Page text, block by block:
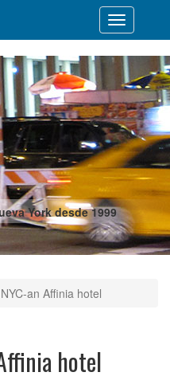
York desde 1999
Desplegar
an Affinia hotel
hotel